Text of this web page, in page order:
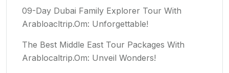
09-Day Dubai Family Explorer Tour With
Arabloacltrip.Om: Unforgettable!
The Best Middle East Tour Packages With
Arablocaltrip.Om: Unveil Wonders!